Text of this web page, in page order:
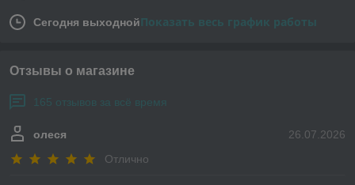
Сегодня выходнойПоказать весь график работы
Отзывы о магазине
165 отзывов за всё время
26.07.2026
олеся
Отлично